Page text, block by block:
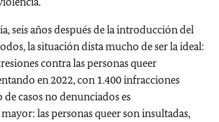
seis años después de la introducción del
la situación dista mucho de ser la ideal:
contra las personas queer
en 2022, con 1.400 infracciones
casos no denunciados es
las personas queer son insultadas,